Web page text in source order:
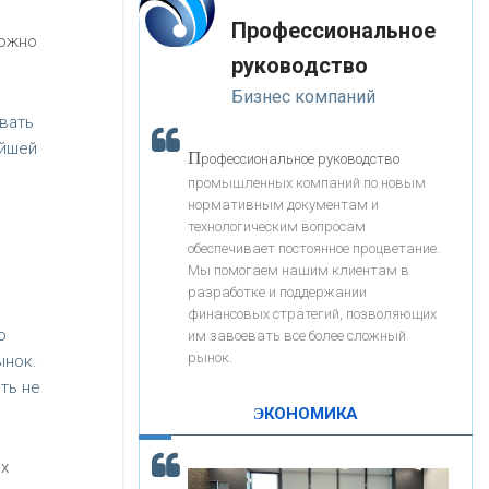
не
«ЗАПСИБКОМБАНК»
«РОСЕВРОБАНК»
«ПРЕСС-СЛУЖБА ВТБ24»
«АВТОГРАДБАНК»
«ПРОМРЕГИОНБАНК»
ОНАС
КОНТАКТЫ
корость - один из главных трендов в
кредитовании бизнеса - «Интервью»
-- Лучшее, что можно сделать с хорошим советом, это
пропустить его мимо ушей. Он никогда не бывает
полезен никому, кроме того, кто его дал.
-- Люблю давать советы и очень не люблю, когда их
дают мне.
Профессиональное
руководство
Бизнес компаний
Профессиональное руководство
промышленных компаний по новым
нормативным документам и
технологическим вопросам
обеспечивает постоянное процветание.
Мы помогаем нашим клиентам в
разработке и поддержании
финансовых стратегий, позволяющих
им завоевать все более сложный
рынок.
ЭКОНОМИКА